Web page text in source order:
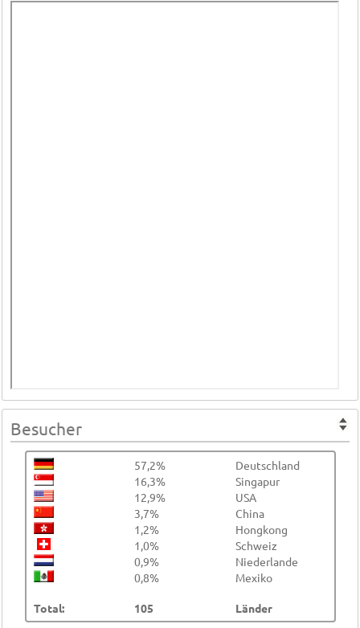
Besucher
57,2%
Deutschland
16,3%
Singapur
12,9%
USA
3,7%
China
1,2%
Hongkong
1,0%
Schweiz
0,9%
Niederlande
0,8%
Mexiko
Total: 105 Länder